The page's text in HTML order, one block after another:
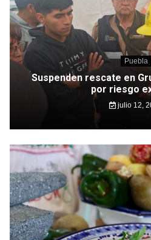
Puebla
Suspenden rescate en
por riesgo
julio 12,